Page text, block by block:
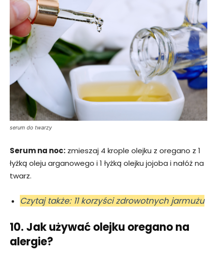
serum do twarzy
Serum na noc: zmieszaj 4 krople olejku z oregano z 1
łyżką oleju arganowego i 1 łyżką olejku jojoba i nałóż na
twarz.
Czytaj także: 11 korzyści zdrowotnych jarmużu
10. Jak używać olejku oregano na
alergie?